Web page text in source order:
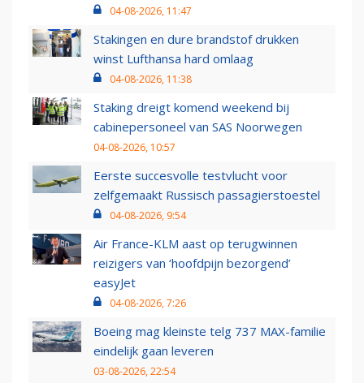
04-08-2026, 11:47
Stakingen en dure brandstof drukken
winst Lufthansa hard omlaag
04-08-2026, 11:38
Staking dreigt komend weekend bij
cabinepersoneel van SAS Noorwegen
04-08-2026, 10:57
Eerste succesvolle testvlucht voor
zelfgemaakt Russisch passagierstoestel
04-08-2026, 9:54
Air France-KLM aast op terugwinnen
reizigers van ‘hoofdpijn bezorgend’
easyJet
04-08-2026, 7:26
Boeing mag kleinste telg 737 MAX-familie
eindelijk gaan leveren
03-08-2026, 22:54